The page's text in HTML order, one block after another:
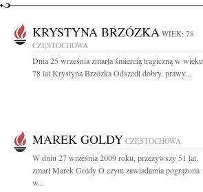
KRYSTYNA BRZÓZKA WIEK: 78
CZĘSTOCHOWA
Dnia 25 września zmarła śmiercią tragiczną w wieku
78 lat Krystyna Brzózka Odszedł dobry, prawy...
MAREK GOLDY CZĘSTOCHOWA
W dniu 27 września 2009 roku, przeżywszy 51 lat,
zmarł Marek Gołdy O czym zawiadamia pogrążona
w...